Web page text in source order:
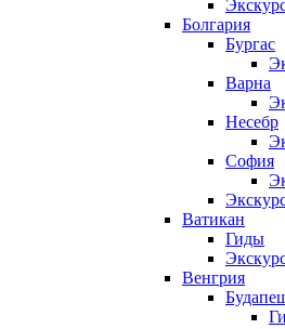
Болгария
Бургас
Варна
Несебр
София
Ватикан
Гиды
Венгрия